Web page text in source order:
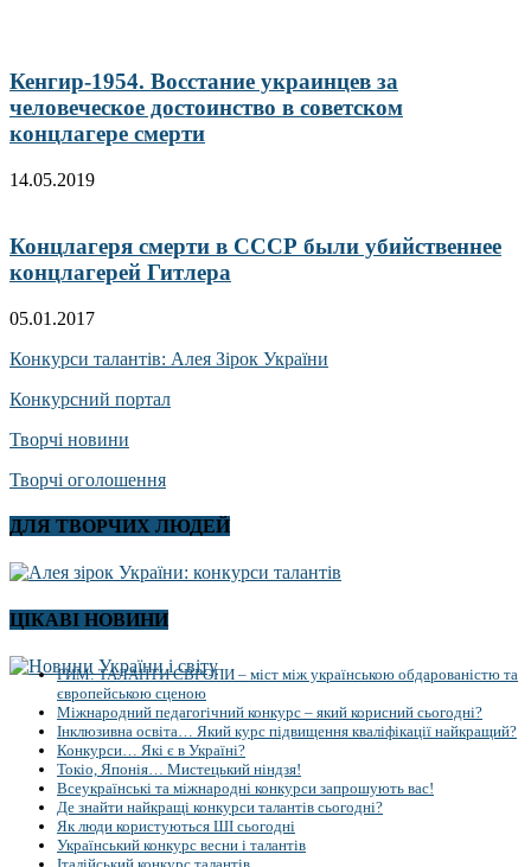
Кенгир-1954. Восстание украинцев за
человеческое достоинство в советском
концлагере смерти
14.05.2019
Концлагеря смерти в СССР были убийственнее
концлагерей Гитлера
05.01.2017
Конкурси талантів: Алея Зірок України
Конкурсний портал
Творчі новини
Творчі оголошення
ДЛЯ ТВОРЧИХ ЛЮДЕЙ
ЦІКАВІ НОВИНИ
РИМ: ТАЛАНТИ ЄВРОПИ – міст між українською обдарованістю та
європейською сценою
Міжнародний педагогічний конкурс – який корисний сьогодні?
Інклюзивна освіта… Який курс підвищення кваліфікації найкращий?
Конкурси… Які є в Україні?
Токіо, Японія… Мистецький ніндзя!
Всеукраїнські та міжнародні конкурси запрошують вас!
Де знайти найкращі конкурси талантів сьогодні?
Як люди користуються ШІ сьогодні
Український конкурс весни і талантів